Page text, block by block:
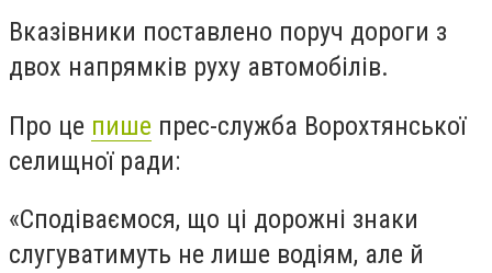
Вказівники поставлено поруч дороги з
двох напрямків руху автомобілів.
Про це пише прес-служба Ворохтянської
селищної ради:
«Сподіваємося, що ці дорожні знаки
слугуватимуть не лише водіям, але й